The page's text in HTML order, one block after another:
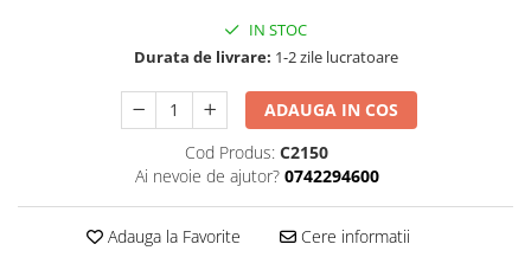
Stabilizatoare tensiune
Piese schimb espressoare
IN STOC
Durata de livrare: 1-2 zile lucratoare
ADAUGA IN COS
Cod Produs: C2150
Ai nevoie de ajutor? 0742294600
Adauga la Favorite Cere informatii